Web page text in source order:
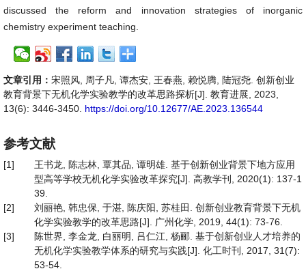
discussed the reform and innovation strategies of inorganic
chemistry experiment teaching.
文章引用： 宋照风, 周子凡, 谭杰安, 王春燕, 赖悦腾, 陆冠尧. 创新创业
教育背景下无机化学实验教学的改革思路探析[J]. 教育进展, 2023,
13(6): 3446-3450. https://doi.org/10.12677/AE.2023.136544
参考文献
[1]
王书龙, 陈志林, 覃其品, 谭明雄. 基于创新创业背景下地方应用
型高等学校无机化学实验改革探究[J]. 高教学刊, 2020(1): 137-1
39.
[2]
刘丽艳, 韩忠保, 于湛, 陈庆阳, 苏桂田. 创新创业教育背景下无机
化学实验教学的改革思路[J]. 广州化学, 2019, 44(1): 73-76.
[3]
陈世界, 李金龙, 白丽明, 吕仁江, 杨郦. 基于创新创业人才培养的
无机化学实验教学体系的研究与实践[J]. 化工时刊, 2017, 31(7):
53-54.